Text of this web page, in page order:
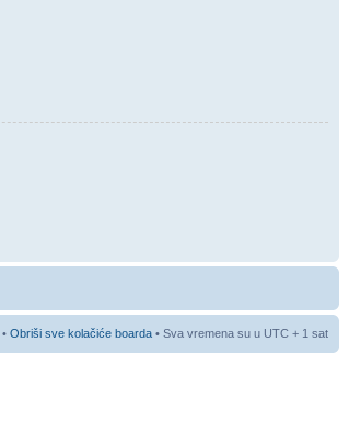
• Obriši sve kolačiće boarda • Sva vremena su u UTC + 1 sat